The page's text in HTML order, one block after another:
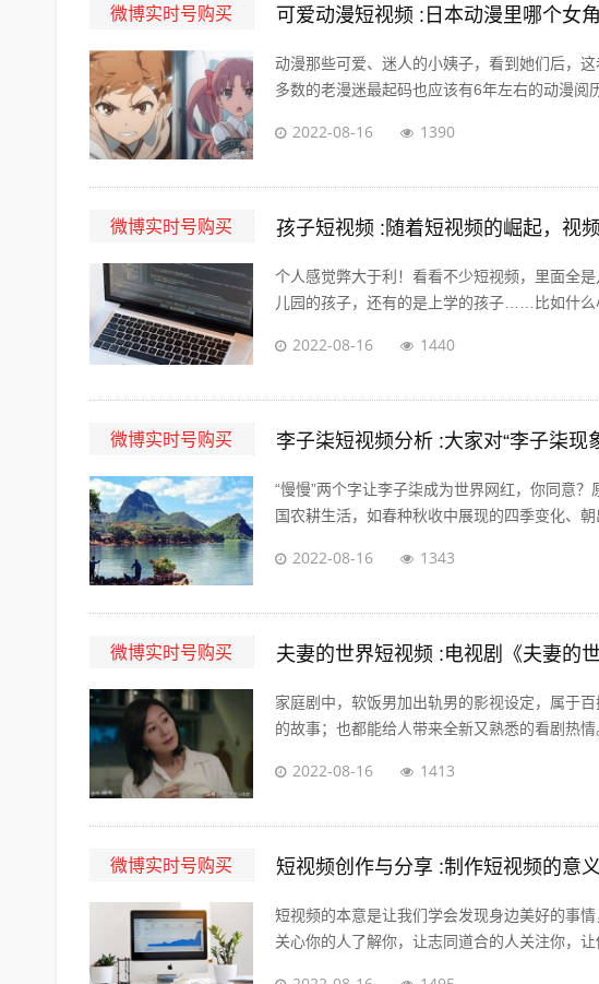
微博实时号购买 可爱动漫短视频 :日本动漫里哪个女
动漫那些可爱、迷人的小姨子，看到她们后，
多数的老漫迷最起码也应该有6年左右的动漫阅
2022-08-16 1390
微博实时号购买 孩子短视频 :随着短视频的崛起，视
个人感觉弊大于利！看看不少短视频，里面全
儿园的孩子，还有的是上学的孩子……比如什么
2022-08-16 1440
微博实时号购买 李子柒短视频分析 :大家对“李子柒现
“慢慢”两个字让李子柒成为世界网红，你同意
国农耕生活，如春种秋收中展现的四季变化、朝
2022-08-16 1343
微博实时号购买 夫妻的世界短视频 :电视剧《夫妻的
家庭剧中，软饭男加出轨男的影视设定，属于
的故事；也都能给人带来全新又熟悉的看剧热情
2022-08-16 1413
微博实时号购买 短视频创作与分享 :制作短视频的意义
短视频的本意是让我们学会发现身边美好的事
关心你的人了解你，让志同道合的人关注你，让